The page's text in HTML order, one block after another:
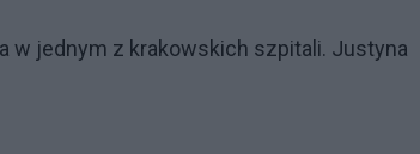
w jednym z krakowskich szpitali. Justyna